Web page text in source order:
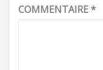
COMMENTAIRE*